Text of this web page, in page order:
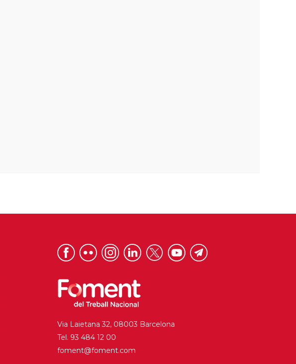
Via Laietana 32, 08003 Barcelona
Tel. 93 484 12 00
foment@foment.com